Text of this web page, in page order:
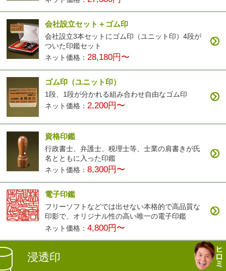
会社設立セット＋ゴム印
会社設立3本セットにゴム印（ユニット印）4段が
ついた印鑑セット
ネット価格： 28,180円〜
ゴム印（ユニット印）
1段、1段が分かれる組み合わせ自由なゴム印
ネット価格：2,200円〜
資格印鑑
行政書士、弁護士、税理士等、士業の肩書きが氏
名とともに入った印鑑
ネット価格：8,300円〜
電子印鑑
フリーソフトなどでは出せない本格的で高品質な
印影で、オリジナル性の高い唯一の電子印鑑
ネット価格：4,800円〜
浸透印